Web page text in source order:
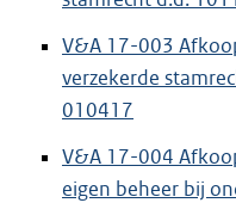
V&A 17-003
verzekerde
010417
V&A 17-004
eigen beheer bij